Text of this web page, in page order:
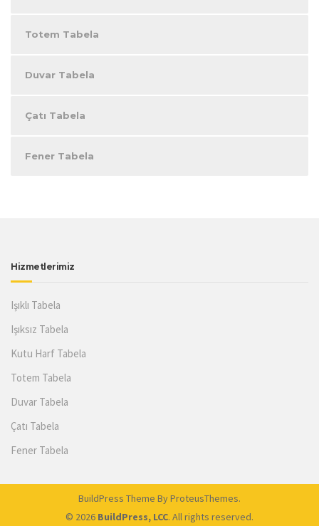
Totem Tabela
Duvar Tabela
Çatı Tabela
Fener Tabela
Hizmetlerimiz
Işıklı Tabela
Işıksız Tabela
Kutu Harf Tabela
Totem Tabela
Duvar Tabela
Çatı Tabela
Fener Tabela
BuildPress Theme By ProteusThemes.
© 2026 BuildPress, LCC. All rights reserved.